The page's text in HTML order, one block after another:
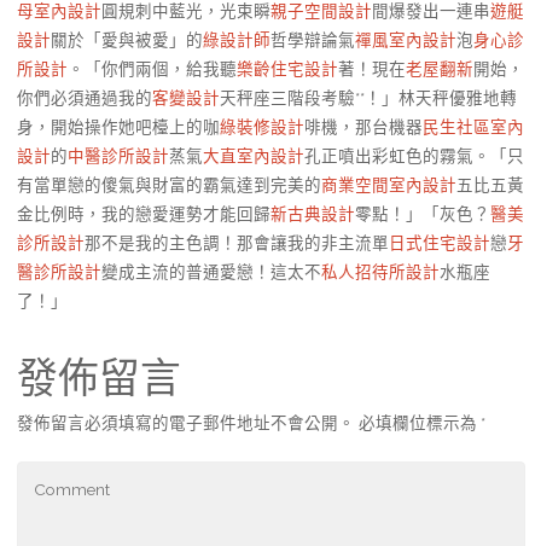
母室內設計圓規刺中藍光，光束瞬親子空間設計間爆發出一連串遊艇
設計關於「愛與被愛」的綠設計師哲學辯論氣禪風室內設計泡身心診
所設計 。「你們兩個，給我聽樂齡住宅設計著！現在老屋翻新開始，
你們必須通過我的客變設計天秤座三階段考驗**！」林天秤優雅地轉
身，開始操作她吧檯上的咖綠裝修設計啡機，那台機器民生社區室內
設計的中醫診所設計蒸氣大直室內設計孔正噴出彩虹色的霧氣。「只
有當單戀的傻氣與財富的霸氣達到完美的商業空間室內設計五比五黃
金比例時，我的戀愛運勢才能回歸新古典設計零點！」「灰色？ 醫美
診所設計那不是我的主色調！那會讓我的非主流單 日式住宅設計戀牙
醫診所設計變成主流的普通愛戀！這太不私人招待所設計水瓶座
了！」
發佈留言
發佈留言必須填寫的電子郵件地址不會公開。 必填欄位標示為 *